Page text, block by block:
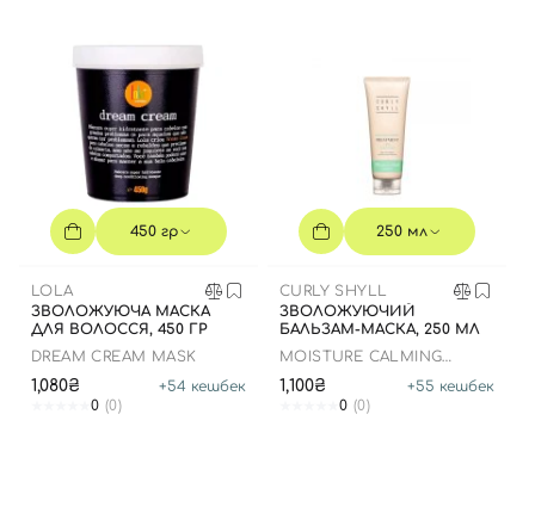
450 гр
LOLA
ЗВОЛОЖУЮЧА МАСКА
ДЛЯ ВОЛОССЯ, 450 ГР
DREAM CREAM MASK
1,080₴ +54 кешбек
0 (0)
250 мл
CURLY SHYLL
ЗВОЛОЖУЮЧИЙ
БАЛЬЗАМ-МАСКА, 250 МЛ
MOISTURE CALMING
1,100₴ +55 кешбек
0 (0)
Вхід Реєстрація
Номер телефону
Відправляючи форму для авторизації/реєстрації ви
приймаєте умовиУгоди користувача
Далі